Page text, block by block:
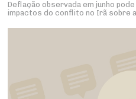
Deflação observada em junho
impactos do conflito no Irã sobre